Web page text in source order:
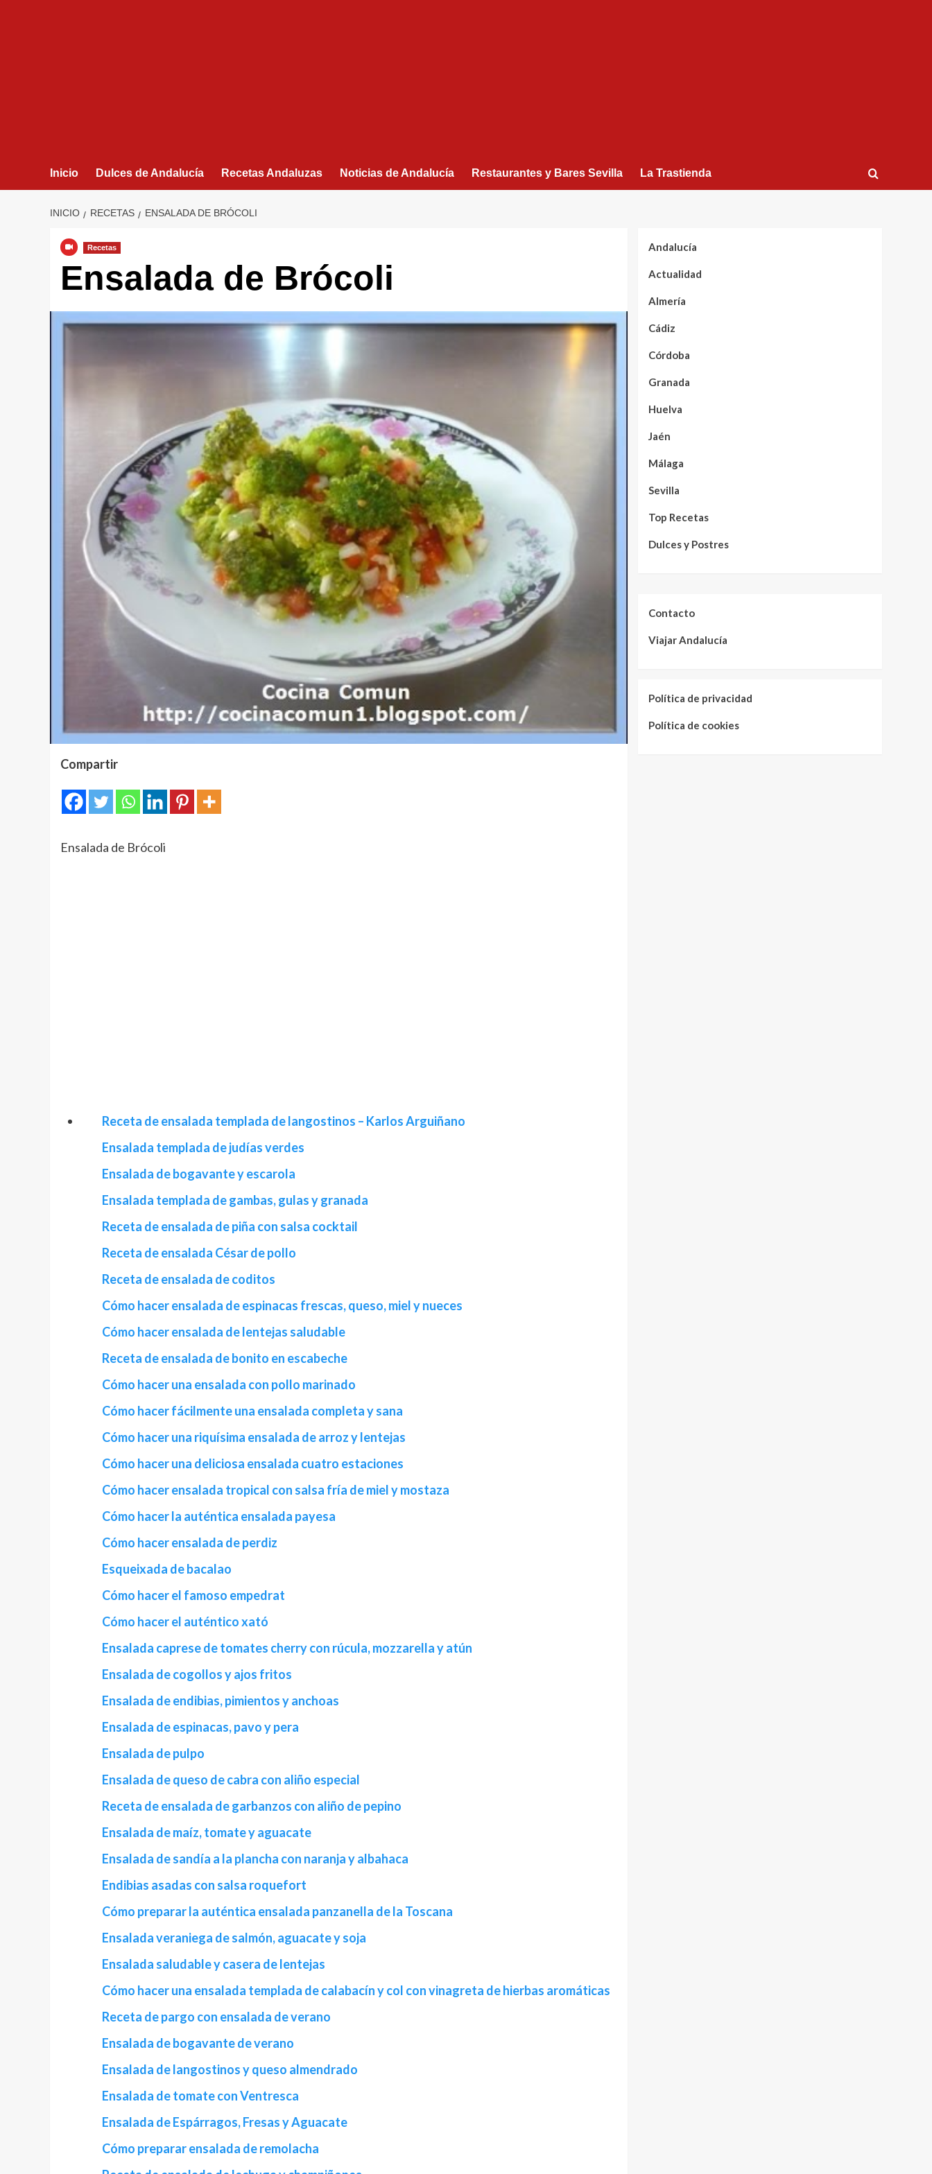
Inicio Dulces de Andalucía Recetas Andaluzas Noticias de Andalucía Restaurantes y Bares Sevilla La Trastienda
INICIO RECETAS ENSALADA DE BRÓCOLI
Recetas
Ensalada de Brócoli
Compartir
Ensalada de Brócoli
Receta de ensalada templada de langostinos – Karlos Arguiñano
Ensalada templada de judías verdes
Ensalada de bogavante y escarola
Ensalada templada de gambas, gulas y granada
Receta de ensalada de piña con salsa cocktail
Receta de ensalada César de pollo
Receta de ensalada de coditos
Cómo hacer ensalada de espinacas frescas, queso, miel y nueces
Cómo hacer ensalada de lentejas saludable
Receta de ensalada de bonito en escabeche
Cómo hacer una ensalada con pollo marinado
Cómo hacer fácilmente una ensalada completa y sana
Cómo hacer una riquísima ensalada de arroz y lentejas
Cómo hacer una deliciosa ensalada cuatro estaciones
Cómo hacer ensalada tropical con salsa fría de miel y mostaza
Cómo hacer la auténtica ensalada payesa
Cómo hacer ensalada de perdiz
Esqueixada de bacalao
Cómo hacer el famoso empedrat
Cómo hacer el auténtico xató
Ensalada caprese de tomates cherry con rúcula, mozzarella y atún
Ensalada de cogollos y ajos fritos
Ensalada de endibias, pimientos y anchoas
Ensalada de espinacas, pavo y pera
Ensalada de pulpo
Ensalada de queso de cabra con aliño especial
Receta de ensalada de garbanzos con aliño de pepino
Ensalada de maíz, tomate y aguacate
Ensalada de sandía a la plancha con naranja y albahaca
Endibias asadas con salsa roquefort
Cómo preparar la auténtica ensalada panzanella de la Toscana
Ensalada veraniega de salmón, aguacate y soja
Ensalada saludable y casera de lentejas
Cómo hacer una ensalada templada de calabacín y col con vinagreta de hierbas aromáticas
Receta de pargo con ensalada de verano
Ensalada de bogavante de verano
Ensalada de langostinos y queso almendrado
Ensalada de tomate con Ventresca
Ensalada de Espárragos, Fresas y Aguacate
Cómo preparar ensalada de remolacha
Andalucía
Actualidad
Almería
Cádiz
Córdoba
Granada
Huelva
Jaén
Málaga
Sevilla
Top Recetas
Dulces y Postres
Contacto
Viajar Andalucía
Política de privacidad
Política de cookies